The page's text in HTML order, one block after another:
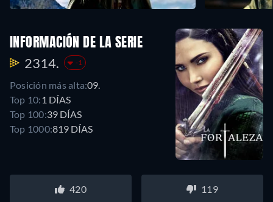
INFORMACIÓN DE LA SERIE
2314. -1
Posición más alta:09.
Top 10: 1 DÍAS
Top 100:39 DÍAS
Top 1000:819 DÍAS
420 119